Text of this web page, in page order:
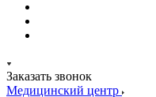
Заказать звонок
Медицинский центр